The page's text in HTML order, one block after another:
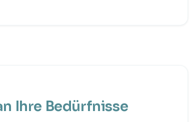
Ihre Bedürfnisse